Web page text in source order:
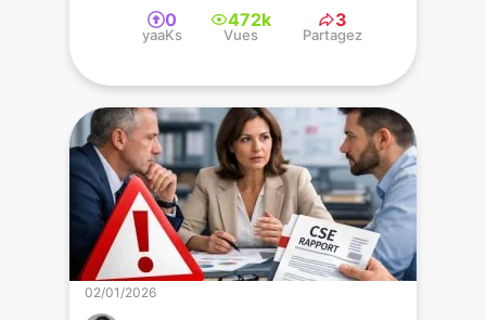
0
yaaKs
472k
Vues
3
Partagez
02/01/2026